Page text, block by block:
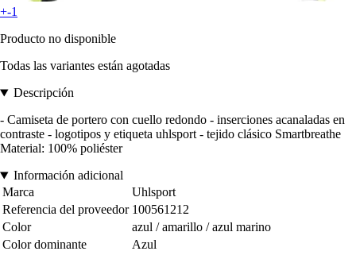
+-1
Producto no disponible
Todas las variantes están agotadas
Descripción
- Camiseta de portero con cuello redondo - inserciones acanaladas en
contraste - logotipos y etiqueta uhlsport - tejido clásico Smartbreathe
Material: 100% poliéster
Información adicional
Marca
Uhlsport
Referencia del proveedor 100561212
Color
azul / amarillo / azul marino
Color dominante
Azul